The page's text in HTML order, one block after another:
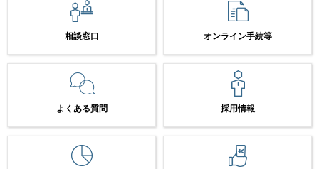
相談窓口 オンライン手続等
よくある質問 採用情報